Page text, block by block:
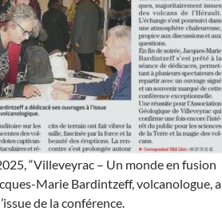
“Villeveyrac – Un monde en fusion
Marie Bardintzeff, volcanologue, a
de la conférence.